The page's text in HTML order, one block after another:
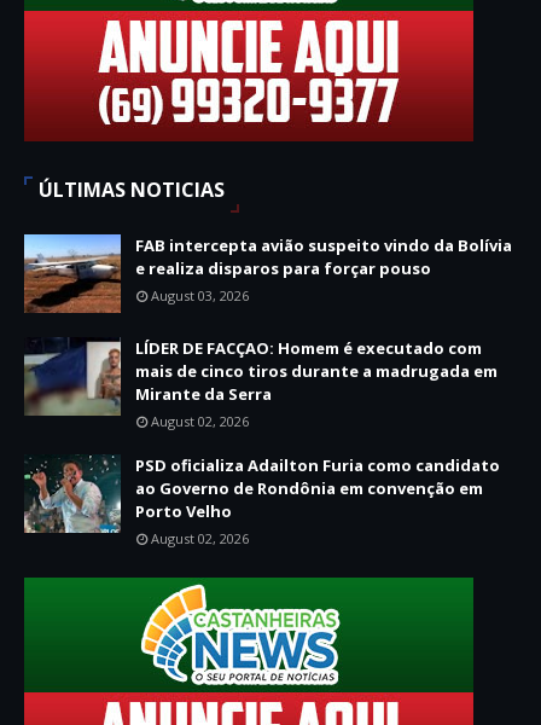
ÚLTIMAS NOTICIAS
FAB intercepta avião suspeito vindo da Bolívia
e realiza disparos para forçar pouso
August 03, 2026
LÍDER DE FACÇAO: Homem é executado com
mais de cinco tiros durante a madrugada em
Mirante da Serra
August 02, 2026
PSD oficializa Adailton Furia como candidato
ao Governo de Rondônia em convenção em
Porto Velho
August 02, 2026